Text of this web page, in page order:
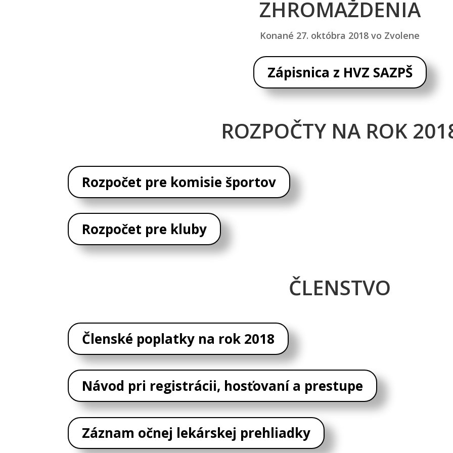
ZHROMAŽDENIA
Konané 27. októbra 2018 vo Zvolene
Zápisnica z HVZ SAZPŠ
ROZPOČTY NA ROK
Rozpočet pre komisie športov
Rozpočet pre kluby
ČLENSTVO
Členské poplatky na rok 2018
Návod pri registrácii, hosťovaní a prestupe
Záznam očnej lekárskej prehliadky